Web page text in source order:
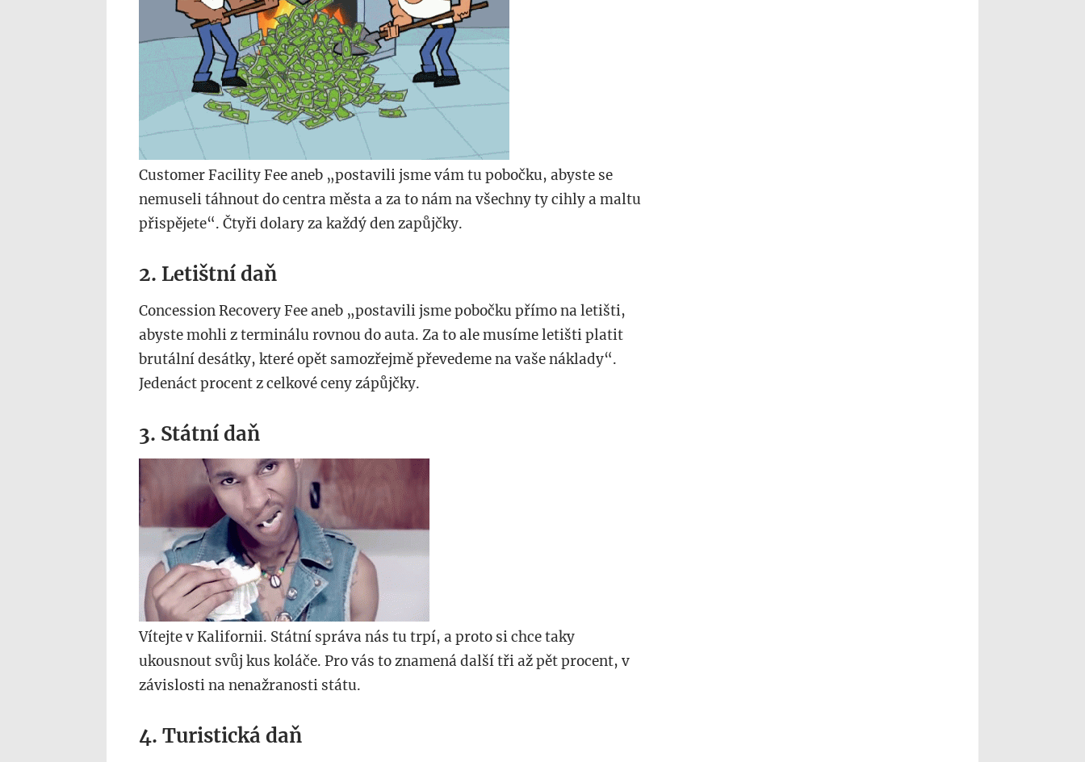
Customer Facility Fee aneb „postavili jsme vám tu pobočku, abyste se
nemuseli táhnout do centra města a za to nám na všechny ty cihly a maltu
přispějete“. Čtyři dolary za každý den zapůjčky.
2. Letištní daň
Concession Recovery Fee aneb „postavili jsme pobočku přímo na letišti,
abyste mohli z terminálu rovnou do auta. Za to ale musíme letišti platit
brutální desátky, které opět samozřejmě převedeme na vaše náklady“.
Jedenáct procent z celkové ceny zápůjčky.
3. Státní daň
444.gif
Vítejte v Kalifornii. Státní správa nás tu trpí, a proto si chce taky
ukousnout svůj kus koláče. Pro vás to znamená další tři až pět procent, v
závislosti na nenažranosti státu.
4. Turistická daň